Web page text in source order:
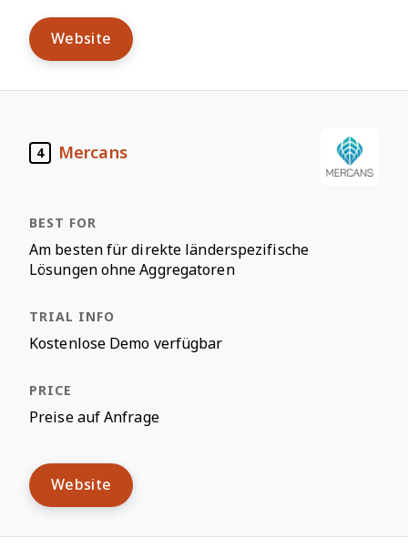
Website
4 Mercans
Am besten für direkte länderspezifische
Lösungen ohne Aggregatoren
Kostenlose Demo verfügbar
Preise auf Anfrage
Website